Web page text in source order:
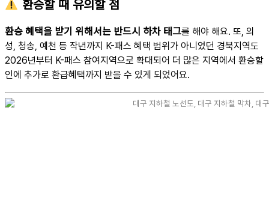
환승할 때 유의할 점
환승 혜택을 받기 위해서는 반드시 하차 태그를 해야 해요. 또, 의
성, 청송, 예천 등 작년까지 K-패스 혜택 범위가 아니었던 경북지역도
2026년부터 K-패스 참여지역으로 확대되어 더 많은 지역에서 환승할
인에 추가로 환급혜택까지 받을 수 있게 되었어요.